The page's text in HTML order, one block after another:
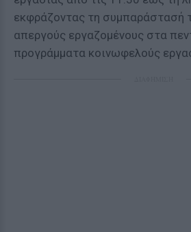
εκφράζοντας τη συμπαράστασή
απεργούς εργαζομένους στα
προγράμματα κοινωφελούς